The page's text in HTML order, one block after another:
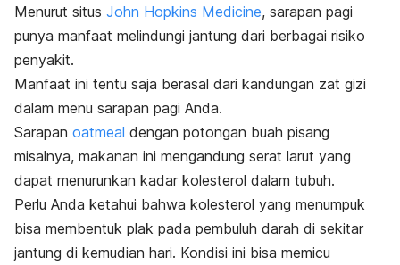
Menurut situs John Hopkins Medicine, sarapan pagi
punya manfaat melindungi jantung dari berbagai risiko
penyakit.
Manfaat ini tentu saja berasal dari kandungan zat gizi
dalam menu sarapan pagi Anda.
Sarapan oatmeal dengan potongan buah pisang
misalnya, makanan ini mengandung serat larut yang
dapat menurunkan kadar kolesterol dalam tubuh.
Perlu Anda ketahui bahwa kolesterol yang menumpuk
bisa membentuk plak pada pembuluh darah di sekitar
jantung di kemudian hari. Kondisi ini bisa memicu